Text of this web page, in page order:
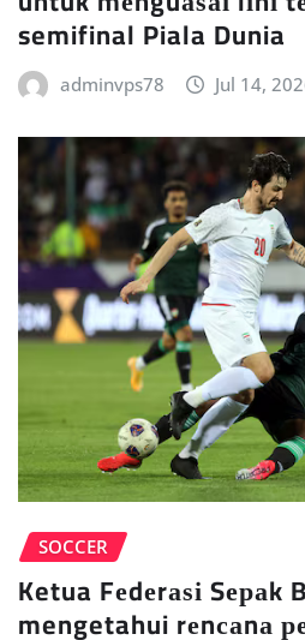
semifinal Piala Dunia
adminvps78 Jul 14,
SOCCER
Ketua Fеdеrаѕі Sераk
mengetahui rеnсаnа